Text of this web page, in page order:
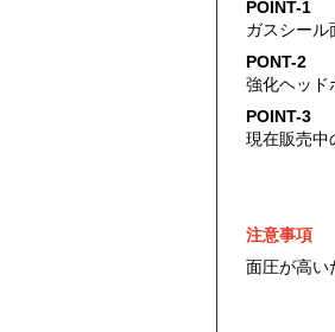
POINT-1
ガスシール
PONT-2
強化ヘッド
POINT-3
現在販売中
注意事項
面圧が高い